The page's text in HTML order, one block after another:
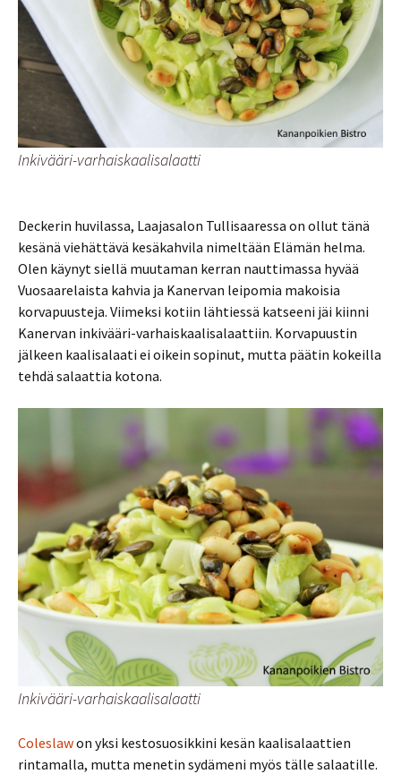
Inkivääri-varhaiskaalisalaatti
Deckerin huvilassa, Laajasalon Tullisaaressa on ollut tänä
kesänä viehättävä kesäkahvila nimeltään Elämän helma.
Olen käynyt siellä muutaman kerran nauttimassa hyvää
Vuosaarelaista kahvia ja Kanervan leipomia makoisia
korvapuusteja. Viimeksi kotiin lähtiessä katseeni jäi kiinni
Kanervan inkivääri-varhaiskaalisalaattiin. Korvapuustin
jälkeen kaalisalaati ei oikein sopinut, mutta päätin kokeilla
tehdä salaattia kotona.
Inkivääri-varhaiskaalisalaatti
Coleslawon yksi kestosuosikkini kesän kaalisalaattien
rintamalla, mutta menetin sydämeni myös tälle salaatille.